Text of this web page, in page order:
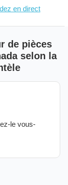
en direct
de pièces
selon la
le vous-